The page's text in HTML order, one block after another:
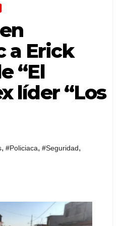
a Erick
“El
líder “Los
, #Policiaca, #Seguridad,